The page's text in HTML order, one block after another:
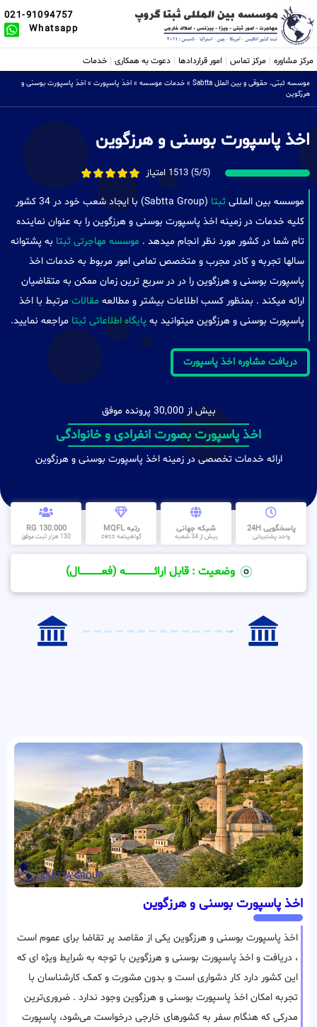
021-91094757
Whatsapp
مرکز مشاوره مرکز تماس امور قراردادها دعوت به همکاری خدمات
موسسه ثبتی، حقوقی و بین الملل Sabtta » خدمات موسسه » اخذ پاسپورت » اخذ پاسپورت بوسنی و
هرزگوین
اخذ پاسپورت بوسنی و هرزگوین
(5/5) 1513 امتیاز
موسسه بین المللی ثبتا
(Sabtta Group) با ایجاد شعب خود در 34 کشور
کلیه خدمات در زمینه اخذ پاسپورت بوسنی و هرزگوین را به عنوان نماینده
تام شما در کشور مورد نظر انجام میدهد . موسسه مهاجرتی ثبتا به پشتوانه
سالها تجربه و کادر مجرب و متخصص تمامی امور مربوط به خدمات اخذ
پاسپورت بوسنی و هرزگوین را در در سریع ترین زمان ممکن به متقاضیان
ارائه میکند . بمنظور کسب اطلاعات بیشتر و مطالعه مقالات مرتبط با اخذ
پاسپورت بوسنی و هرزگوین میتوانید به پایگاه اطلاعاتی ثبتا مراجعه نمایید.
دریافت مشاوره اخذ پاسپورت
بیش از 30,000 پرونده موفق
اخذ پاسپورت بصورت انفرادی و خانوادگی
ارائه خدمات تخصصی در زمینه اخذ پاسپورت بوسنی و هرزگوین
پاسخگویی 24H
واحد پشتیبانی
شبکه جهانی
بیش از 34 شعبه
رتبه MQFL
گواهینامه cess
130.000 RG
130 هزار ثبت موفق
وضعیت : قابل ارائــــــــــــــــــــه (فعـــــــــــــــال)
اخذ پاسپورت بوسنی و هرزگوین
اخذ پاسپورت بوسنی و هرزگوین یکی از مقاصد پر تقاضا برای عموم است
، دریافت و اخذ پاسپورت بوسنی و هرزگوین با توجه به شرایط ویژه ای که
این کشور دارد کار دشواری است و بدون مشورت و کمک کارشناسان با
تجربه امکان اخذ پاسپورت بوسنی و هرزگوین وجود ندارد . ضروری‌ترین
مدرکی که هنگام سفر به کشورهای خارجی درخواست می‌شود، پاسپورت